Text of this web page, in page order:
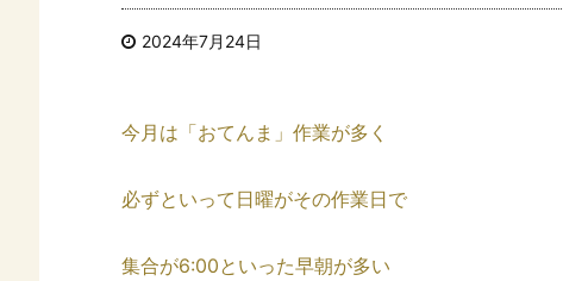
2024年7月24日
今月は「おてんま」作業が多く
必ずといって日曜がその作業日で
集合が6:00といった早朝が多い